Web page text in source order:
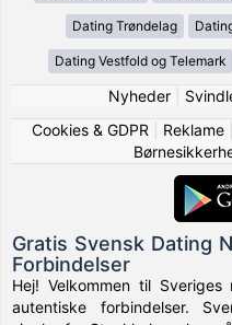
Dating Trøndelag
Dating Vestfold og Telemark
Nyheder|
Cookies & GDPR
Reklame|
Gratis Svensk Dating
Forbindelser
Hej! Velkommen til
autentiske forbindelser.